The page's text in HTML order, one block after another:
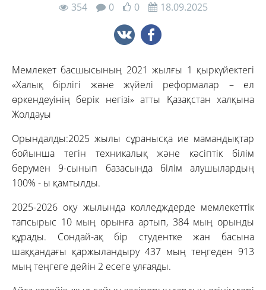
354 0 0 18.09.2025
Мемлекет басшысының 2021 жылғы 1 қыркүйектегі
«Халық бірлігі және жүйелі реформалар – ел
өркендеуінің берік негізі» атты Қазақстан халқына
Жолдауы
Орындалды:2025 жылы сұранысқа ие мамандықтар
бойынша тегін техникалық және кәсіптік білім
берумен 9-сынып базасында білім алушылардың
100% - ы қамтылды.
2025-2026 оқу жылында колледждерде мемлекеттік
тапсырыс 10 мың орынға артып, 384 мың орынды
құрады. Сондай-ақ бір студентке жан басына
шаққандағы қаржыландыру 437 мың теңгеден 913
мың теңгеге дейін 2 есеге ұлғаяды.